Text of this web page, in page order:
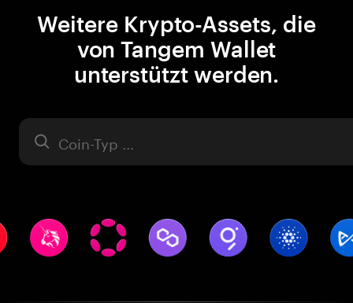
Weitere Krypto-Assets, die
von Tangem Wallet
unterstützt werden.
Asset